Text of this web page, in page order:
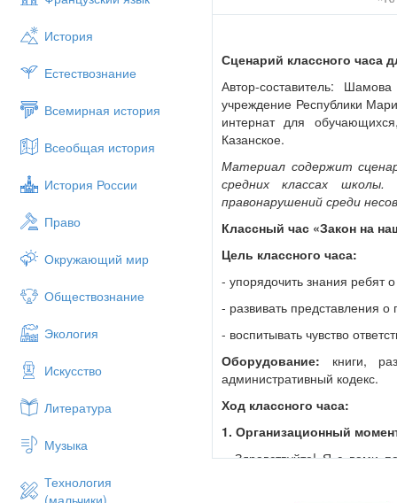
История
Естествознание
Всемирная история
Всеобщая история
История России
Право
Окружающий мир
Обществознание
Экология
Искусство
Литература
Музыка
Технология
(мальчики)
Сценарий классного часа
Автор-составитель:
учреждение Республики
интернат для
Казанское.
Материал содержит
средних классах
правонарушений среди
Классный час «Закон на
Цель классного часа:
- упорядочить знания ребят
- развивать представления
- воспитывать чувство
Оборудование: книги,
административный кодекс.
Ход классного часа:
1. Организационный
– Здравствуйте! Я с вами